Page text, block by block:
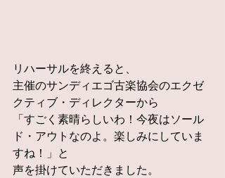
リハーサルを終えると、
主催のサンディエゴ古楽協会のエクゼ
クティブ・ディレクターから
「すごく素晴らしいわ！今夜はソール
ド・アウトなのよ。楽しみにしていま
すね！」と
声を掛けていただきました。